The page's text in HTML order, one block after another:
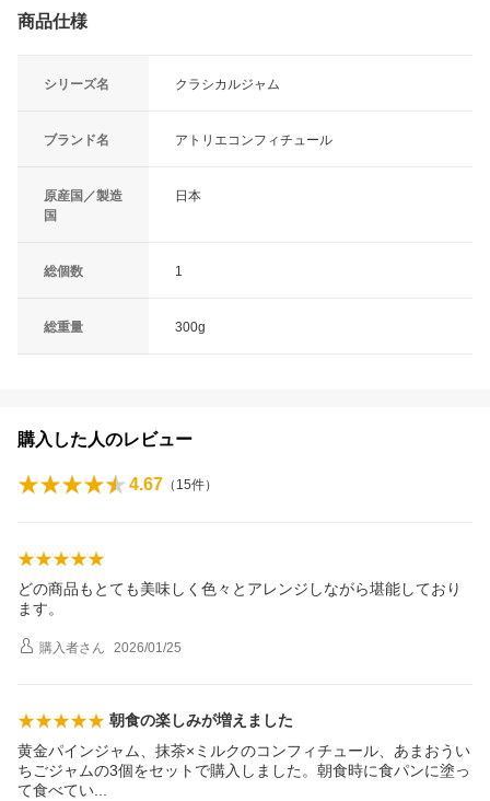
商品仕様
シリーズ名 クラシカルジャム
ブランド名 アトリエコンフィチュール
原産国／製造
国
日本
総個数 1
総重量 300g
購入した人のレビュー
4.67 （ 15件）
どの商品もとても美味しく色々とアレンジしながら堪能しており
ます。
購入者さん 2026/01/25
朝食の楽しみが増えました
黄金パインジャム、抹茶×ミルクのコンフィチュール、あまおうい
ちごジャムの3個をセットで購入しました。朝食時に食パンに塗っ
て食べてい